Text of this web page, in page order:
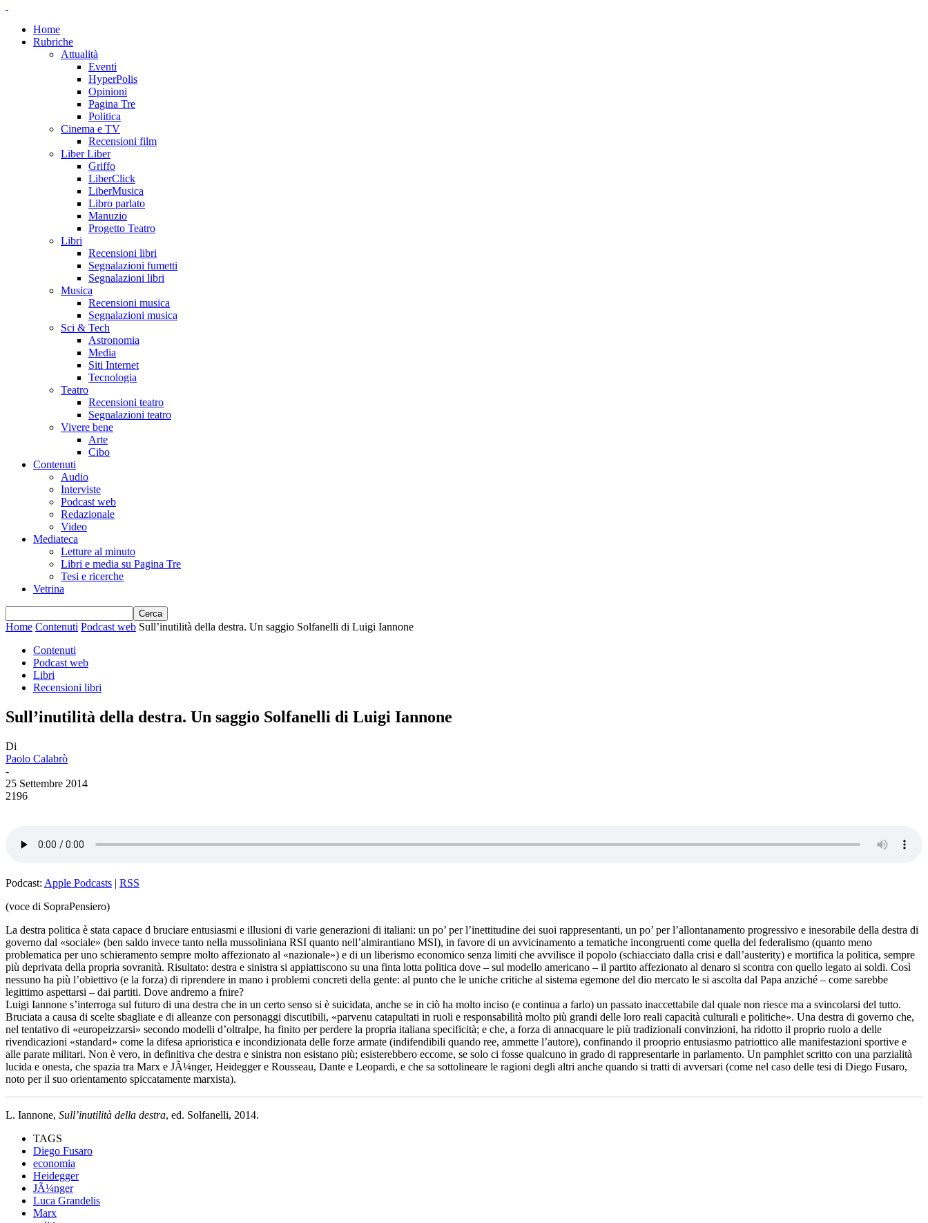
Home
Rubriche
Attualità
Eventi
HyperPolis
Opinioni
Pagina Tre
Politica
Cinema e TV
Recensioni film
Liber Liber
Griffo
LiberClick
LiberMusica
Libro parlato
Manuzio
Progetto Teatro
Libri
Recensioni libri
Segnalazioni fumetti
Segnalazioni libri
Musica
Recensioni musica
Segnalazioni musica
Sci & Tech
Astronomia
Media
Siti Internet
Tecnologia
Teatro
Recensioni teatro
Segnalazioni teatro
Vivere bene
Arte
Cibo
Contenuti
Audio
Interviste
Podcast web
Redazionale
Video
Mediateca
Letture al minuto
Libri e media su Pagina Tre
Tesi e ricerche
Vetrina
Home Contenuti Podcast web Sull’inutilità della destra. Un saggio Solfanelli di Luigi Iannone
Contenuti
Podcast web
Libri
Recensioni libri
Sull’inutilità della destra. Un saggio Solfanelli di Luigi Iannone
Di
Paolo Calabrò
-
25 Settembre 2014
2196
Podcast: Apple Podcasts | RSS
(voce di SopraPensiero)
La destra politica è stata capace d bruciare entusiasmi e illusioni di varie generazioni di italiani: un po’ per l’inettitudine dei suoi rappresentanti, un po’ per l’allontanamento progressivo e inesorabile della destra di
governo dal «sociale» (ben saldo invece tanto nella mussoliniana RSI quanto nell’almirantiano MSI), in favore di un avvicinamento a tematiche incongruenti come quella del federalismo (quanto meno
problematica per uno schieramento sempre molto affezionato al «nazionale») e di un liberismo economico senza limiti che avvilisce il popolo (schiacciato dalla crisi e dall’austerity) e mortifica la politica, sempre
più deprivata della propria sovranità. Risultato: destra e sinistra si appiattiscono su una finta lotta politica dove – sul modello americano – il partito affezionato al denaro si scontra con quello legato ai soldi. Così
nessuno ha più l’obiettivo (e la forza) di riprendere in mano i problemi concreti della gente: al punto che le uniche critiche al sistema egemone del dio mercato le si ascolta dal Papa anziché – come sarebbe
legittimo aspettarsi – dai partiti. Dove andremo a fnire?
Luigi Iannone s’interroga sul futuro di una destra che in un certo senso si è suicidata, anche se in ciò ha molto inciso (e continua a farlo) un passato inaccettabile dal quale non riesce ma a svincolarsi del tutto.
Bruciata a causa di scelte sbagliate e di alleanze con personaggi discutibili, «parvenu catapultati in ruoli e responsabilità molto più grandi delle loro reali capacità culturali e politiche». Una destra di governo che,
nel tentativo di «europeizzarsi» secondo modelli d’oltralpe, ha finito per perdere la propria italiana specificità; e che, a forza di annacquare le più tradizionali convinzioni, ha ridotto il proprio ruolo a delle
rivendicazioni «standard» come la difesa aprioristica e incondizionata delle forze armate (indifendibili quando ree, ammette l’autore), confinando il prooprio entusiasmo patriottico alle manifestazioni sportive e
alle parate militari. Non è vero, in definitiva che destra e sinistra non esistano più; esisterebbero eccome, se solo ci fosse qualcuno in grado di rappresentarle in parlamento. Un pamphlet scritto con una parzialità
lucida e onesta, che spazia tra Marx e JÃ¼nger, Heidegger e Rousseau, Dante e Leopardi, e che sa sottolineare le ragioni degli altri anche quando si tratti di avversari (come nel caso delle tesi di Diego Fusaro,
noto per il suo orientamento spiccatamente marxista).
L. Iannone, Sull’inutilità della destra, ed. Solfanelli, 2014.
TAGS
Diego Fusaro
economia
Heidegger
JÃ¼nger
Luca Grandelis
Marx